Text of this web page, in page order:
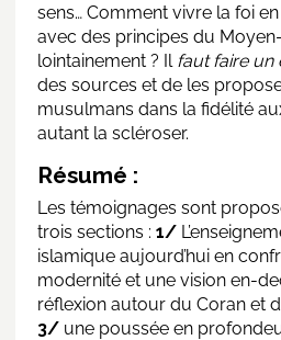
sens… Comment vivre la foi
avec des principes du
lointainement ? Il faut faire un
des sources et de les
musulmans dans la fidélité
autant la scléroser.
Résumé :
Les témoignages sont
trois sections : 1/
islamique aujourd’hui en
modernité et une vision en-
réflexion autour du Coran et
3/ une poussée en